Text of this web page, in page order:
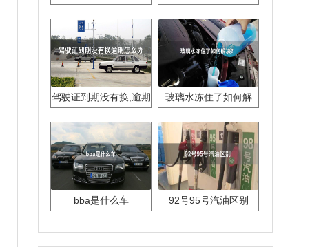
驾驶证到期没有换,逾期
玻璃水冻住了如何解
bba是什么车 92号95号汽油区别